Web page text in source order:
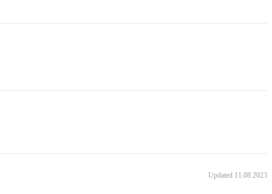
Updated 11.08.2023